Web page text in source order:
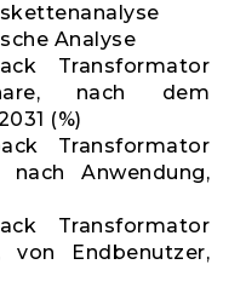
Analyse
Transformator
nach dem
(%)
Transformator
nach Anwendung,
Transformator
von Endbenutzer,